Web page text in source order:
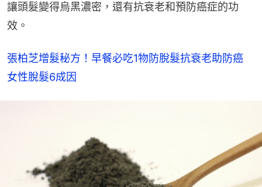
讓頭髮變得烏黑濃密，還有抗衰老和預防癌症的功
效。
張柏芝增髮秘方！早餐必吃1物防脫髮抗衰老助防癌
女性脫髮6成因